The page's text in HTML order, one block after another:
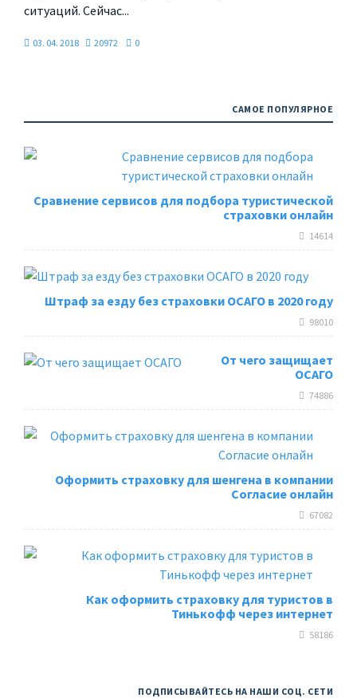
ситуаций. Сейчас...
03. 04. 2018 20972 0
САМОЕ ПОПУЛЯРНОЕ
Сравнение сервисов для подбора туристической
страховки онлайн
14614
Штраф за езду без страховки ОСАГО в 2020 году
98010
От чего защищает
ОСАГО
74886
Оформить страховку для шенгена в компании
Согласие онлайн
67082
Как оформить страховку для туристов в
Тинькофф через интернет
58186
ПОДПИСЫВАЙТЕСЬ НА НАШИ СОЦ. СЕТИ